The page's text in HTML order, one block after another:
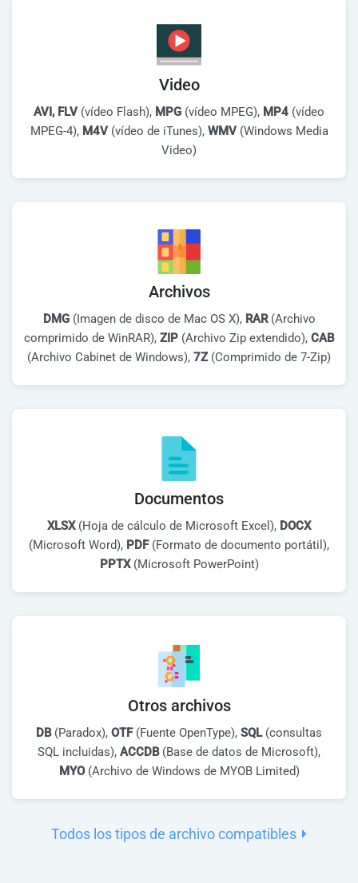
Video
AVI, FLV(vídeo Flash), MPG (vídeo MPEG), MP4 (vídeo
MPEG-4), M4V(vídeo de iTunes), WMV(Windows Media
Video)
Archivos
DMG(Imagen de disco de Mac OS X), RAR(Archivo
comprimido de WinRAR), ZIP (Archivo Zip extendido), CAB
(Archivo Cabinet de Windows), 7Z(Comprimido de 7-Zip)
Documentos
XLSX(Hoja de cálculo de Microsoft Excel), DOCX
(Microsoft Word), PDF(Formato de documento portátil),
PPTX(Microsoft PowerPoint)
Otros archivos
DB(Paradox), OTF(Fuente OpenType), SQL(consultas
SQL incluidas), ACCDB(Base de datos de Microsoft),
MYO(Archivo de Windows de MYOB Limited)
Todos los tipos de archivo compatibles